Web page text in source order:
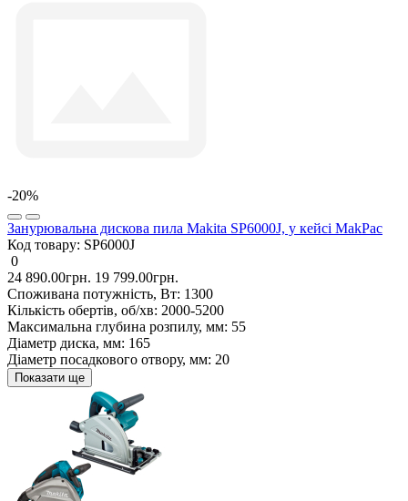
-20%
Занурювальна дискова пила Makita SP6000J, у кейсі MakPac
Код товару: SP6000J
0
24 890.00грн. 19 799.00грн.
Споживана потужність, Вт: 1300
Кількість обертів, об/хв: 2000-5200
Максимальна глубина розпилу, мм: 55
Діаметр диска, мм: 165
Діаметр посадкового отвору, мм: 20
Показати ще